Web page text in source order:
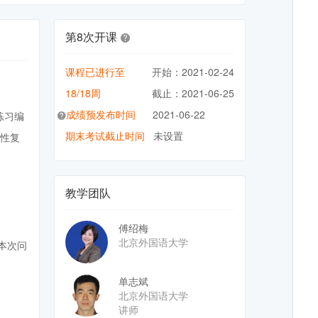
习编
复
次问
第8次开课
开始：2021-02-24
截止：2021-06-25
课程已进行至
18/18周
成绩预发布时间
2021-06-22
期末考试截止时间
未设置
教学团队
傅绍梅
北京外国语大学
单志斌
北京外国语大学
讲师